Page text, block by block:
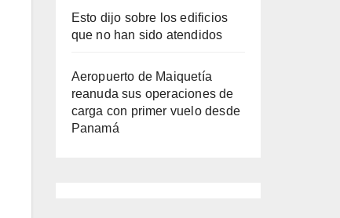
Esto dijo sobre los edificios
que no han sido atendidos
Aeropuerto de Maiquetía
reanuda sus operaciones de
carga con primer vuelo desde
Panamá